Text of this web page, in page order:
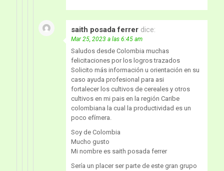
saith posada ferrer dice:
Mar 25, 2023 a las 6:45 am
Saludos desde Colombia muchas
felicitaciones por los logros trazados
Solicito más información u orientación en su
caso ayuda profesional para asi
fortalecer los cultivos de cereales y otros
cultivos en mi pais en la región Caribe
colombiana la cual la productividad es un
poco efímera.
Soy de Colombia
Mucho gusto
Mi nombre es saith posada ferrer
Sería un placer ser parte de este gran grupo